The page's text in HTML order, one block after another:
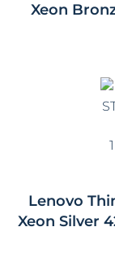
Xeon
Lenovo
Xeon Silver